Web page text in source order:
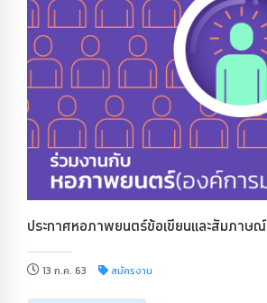
ประกาศหอภาพยนตร์ข้อเขียนและสัมภาษณ์
13 ก.ค. 63 สมัครงาน